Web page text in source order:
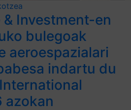
& Investment-en
bulegoak
aeroespazialari
indartu du
azokan